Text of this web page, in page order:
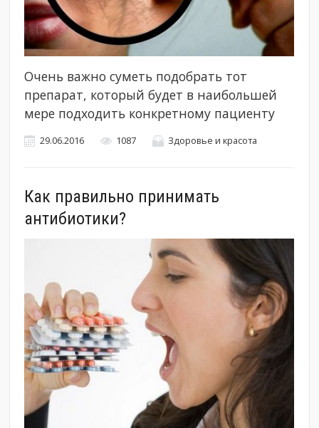
Очень важно суметь подобрать тот
препарат, который будет в наибольшей
мере подходить конкретному пациенту
29.06.2016 1087 Здоровье и красота
Как правильно принимать
антибиотики?